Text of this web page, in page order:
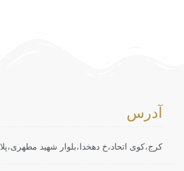
آدرس
کرج،کوی اتحاد،خ دهخدا،بلوار شهید مطهری،پلاک ۵۹۴